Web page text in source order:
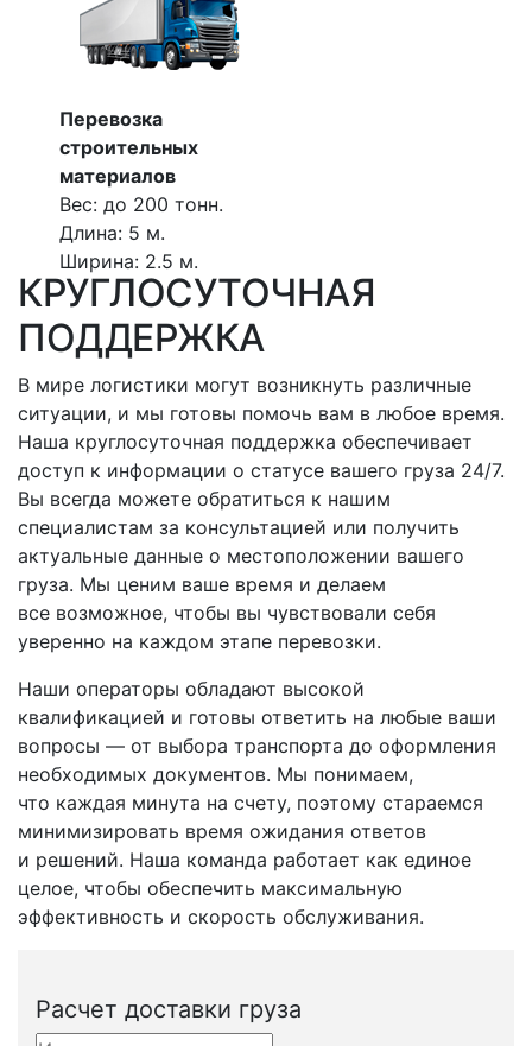
Перевозка
строительных
материалов
Вес: до 200 тонн.
Длина: 5 м.
Ширина: 2.5 м.
КРУГЛОСУТОЧНАЯ
ПОДДЕРЖКА
В мире логистики могут возникнуть различные
ситуации, и мы готовы помочь вам в любое время.
Наша круглосуточная поддержка обеспечивает
доступ к информации о статусе вашего груза 24/7.
Вы всегда можете обратиться к нашим
специалистам за консультацией или получить
актуальные данные о местоположении вашего
груза. Мы ценим ваше время и делаем
все возможное, чтобы вы чувствовали себя
уверенно на каждом этапе перевозки.
Наши операторы обладают высокой
квалификацией и готовы ответить на любые ваши
вопросы — от выбора транспорта до оформления
необходимых документов. Мы понимаем,
что каждая минута на счету, поэтому стараемся
минимизировать время ожидания ответов
и решений. Наша команда работает как единое
целое, чтобы обеспечить максимальную
эффективность и скорость обслуживания.
Расчет доставки груза